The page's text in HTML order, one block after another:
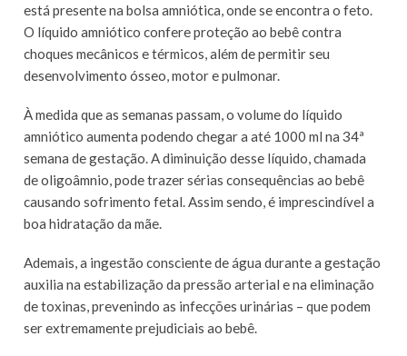
está presente na bolsa amniótica, onde se encontra o feto.
O líquido amniótico confere proteção ao bebê contra
choques mecânicos e térmicos, além de permitir seu
desenvolvimento ósseo, motor e pulmonar.
À medida que as semanas passam, o volume do líquido
amniótico aumenta podendo chegar a até 1000 ml na 34ª
semana de gestação. A diminuição desse líquido, chamada
de oligoâmnio, pode trazer sérias consequências ao bebê
causando sofrimento fetal. Assim sendo, é imprescindível a
boa hidratação da mãe.
Ademais, a ingestão consciente de água durante a gestação
auxilia na estabilização da pressão arterial e na eliminação
de toxinas, prevenindo as infecções urinárias – que podem
ser extremamente prejudiciais ao bebê.